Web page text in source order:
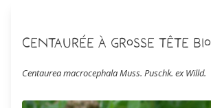
Centaurée à grosse tête Bio
Centaurea macrocephala Muss. Puschk. ex Willd.